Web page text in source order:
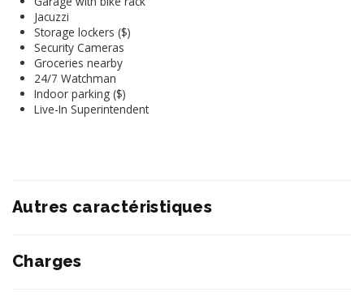
Jacuzzi
Storage lockers ($)
Security Cameras
Groceries nearby
24/7 Watchman
Indoor parking ($)
Live-In Superintendent
Autres caractéristiques
Charges